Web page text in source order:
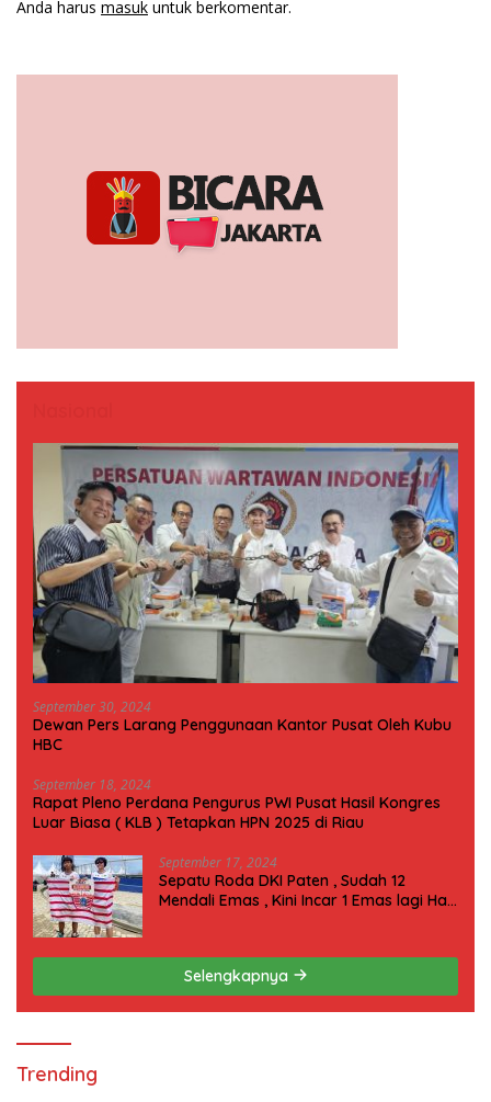
Anda harus masuk untuk berkomentar.
September 30, 2024
Dewan Pers Larang Penggunaan Kantor Pusat Oleh Kubu
HBC
September 18, 2024
Rapat Pleno Perdana Pengurus PWI Pusat Hasil Kongres
Luar Biasa ( KLB ) Tetapkan HPN 2025 di Riau
September 17, 2024
Sepatu Roda DKI Paten , Sudah 12
Mendali Emas , Kini Incar 1 Emas lagi Hari
Selengkapnya
Trending